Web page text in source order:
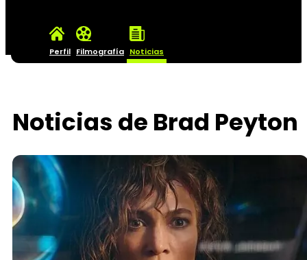
Perfil Filmografía Noticias
Noticias de Brad Peyton